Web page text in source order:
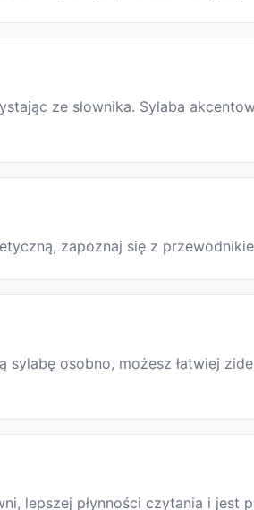
ze słownika. Sylaba
zapoznaj się z
sylabę osobno, możesz łatwiej
lepszej płynności czytania i jest